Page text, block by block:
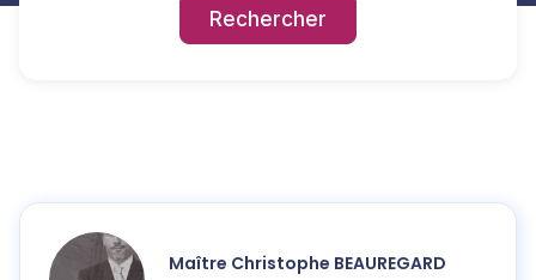
Rechercher
Maître Christophe BEAUREGARD